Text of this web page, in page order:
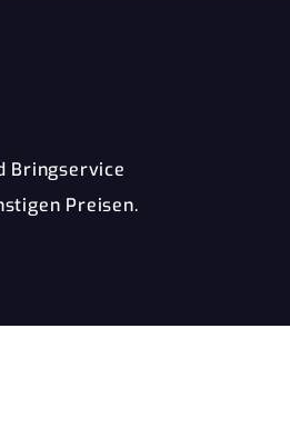
Bringservice
Preisen.